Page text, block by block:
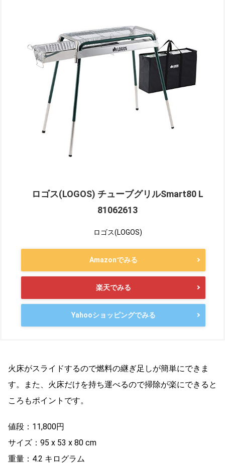
ロゴス(LOGOS) チューブグリルSmart80 L
81062613
ロゴス(LOGOS)
Amazonでみる
楽天でみる
Yahooショッピングでみる
火床がスライドするので燃料の継ぎ足しが簡単にできま
す。また、火床だけを持ち運べるので掃除が楽にできると
ころもポイントです。
値段：11,800円
サイズ：95 x 53 x 80 cm
重量：4.2 キログラム